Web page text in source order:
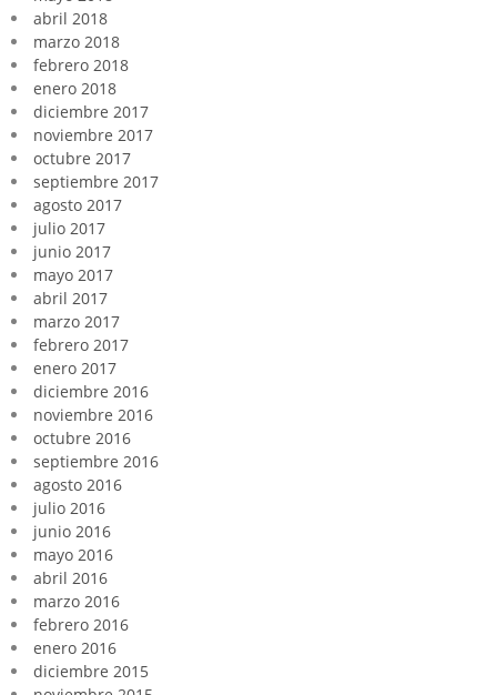
abril 2018
marzo 2018
febrero 2018
enero 2018
diciembre 2017
noviembre 2017
octubre 2017
septiembre 2017
agosto 2017
julio 2017
junio 2017
mayo 2017
abril 2017
marzo 2017
febrero 2017
enero 2017
diciembre 2016
noviembre 2016
octubre 2016
septiembre 2016
agosto 2016
julio 2016
junio 2016
mayo 2016
abril 2016
marzo 2016
febrero 2016
enero 2016
diciembre 2015